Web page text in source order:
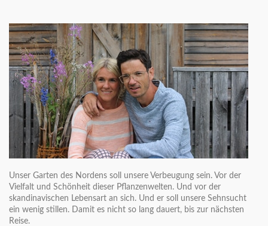
Unser Garten des Nordens soll unsere Verbeugung sein. Vor der
Vielfalt und Schönheit dieser Pflanzenwelten. Und vor der
skandinavischen Lebensart an sich. Und er soll unsere Sehnsucht
ein wenig stillen. Damit es nicht so lang dauert, bis zur nächsten
Reise.